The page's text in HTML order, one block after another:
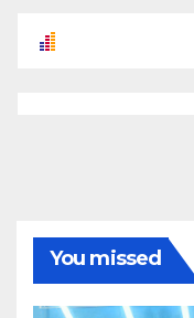
You missed